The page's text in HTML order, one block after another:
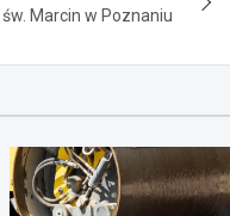
Marcin w Poznaniu